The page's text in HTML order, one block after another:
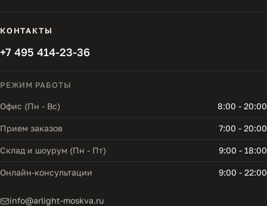
КОНТАКТЫ
+7 495 414-23-36
РЕЖИМ РАБОТЫ
Офис (Пн - Вс) 8:00 - 20:00
Прием заказов 7:00 - 20:00
Склад и шоурум (Пн - Пт) 9:00 - 18:00
Онлайн-консультации 9:00 - 22:00
info@arlight-moskva.ru